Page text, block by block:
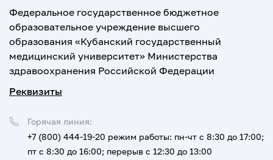
Федеральное государственное бюджетное
образовательное учреждение высшего
образования «Кубанский государственный
медицинский университет» Министерства
здравоохранения Российской Федерации
Реквизиты
Горячая линия:
+7 (800) 444-19-20 режим работы: пн-чт с 8:30 до 17:00;
пт с 8:30 до 16:00; перерыв с 12:30 до 13:00